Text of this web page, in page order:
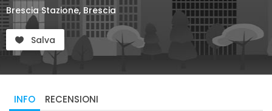
Brescia Stazione, Brescia
Salva
INFO RECENSIONI